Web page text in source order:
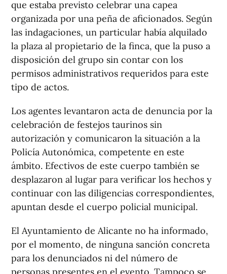
que estaba previsto celebrar una capea
organizada por una peña de aficionados. Según
las indagaciones, un particular había alquilado
la plaza al propietario de la finca, que la puso a
disposición del grupo sin contar con los
permisos administrativos requeridos para este
tipo de actos.
Los agentes levantaron acta de denuncia por la
celebración de festejos taurinos sin
autorización y comunicaron la situación a la
Policía Autonómica, competente en este
ámbito. Efectivos de este cuerpo también se
desplazaron al lugar para verificar los hechos y
continuar con las diligencias correspondientes,
apuntan desde el cuerpo policial municipal.
El Ayuntamiento de Alicante no ha informado,
por el momento, de ninguna sanción concreta
para los denunciados ni del número de